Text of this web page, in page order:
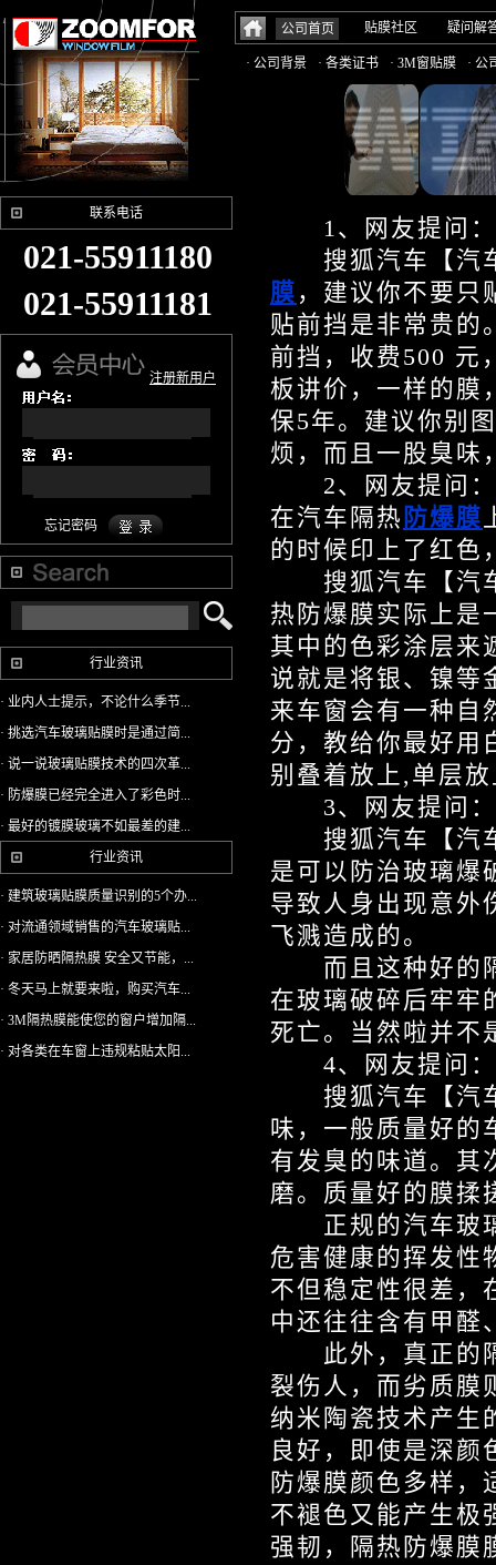
公司首页 贴膜社区 疑问解
· 公司背景 · 各类证书 · 3M窗贴膜 · 公
联系电话
021-55911180
021-55911181
注册新用户
忘记密码
行业资讯
· 业内人士提示，不论什么季节...
· 挑选汽车玻璃贴膜时是通过简...
· 说一说玻璃贴膜技术的四次革...
· 防爆膜已经完全进入了彩色时...
· 最好的镀膜玻璃不如最差的建...
行业资讯
· 建筑玻璃贴膜质量识别的5个办...
· 对流通领域销售的汽车玻璃贴...
· 家居防晒隔热膜 安全又节能，...
· 冬天马上就要来啦，购买汽车...
· 3M隔热膜能使您的窗户增加隔...
· 对各类在车窗上违规粘贴太阳...
1、网友提问：
搜狐汽车【汽车
膜 ，建议你不要只
贴前挡是非常贵的
前挡，收费500 元
板讲价，一样的膜
保5年。建议你别
烦，而且一股臭味
2、网友提问：
在汽车隔热 防爆膜
的时候印上了红色
搜狐汽车【汽车
热防爆膜实际上是
其中的色彩涂层来
说就是将银、镍等
来车窗会有一种自
分，教给你最好用
别叠着放上,单层
3、网友提问：
搜狐汽车【汽车
是可以防治玻璃爆
导致人身出现意外
飞溅造成的。
而且这种好的隔
在玻璃破碎后牢牢
死亡。当然啦并不
4、网友提问：
搜狐汽车【汽车
味，一般质量好的
有发臭的味道。其
磨。质量好的膜揉
正规的汽车玻璃
危害健康的挥发性
不但稳定性很差，
中还往往含有甲醛
此外，真正的隔
裂伤人，而劣质膜
纳米陶瓷技术产生
良好，即使是深
防爆膜颜色多样，
不褪色又能产生极
强韧，隔热防爆膜